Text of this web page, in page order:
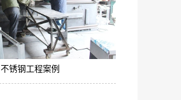
不锈钢工程案例